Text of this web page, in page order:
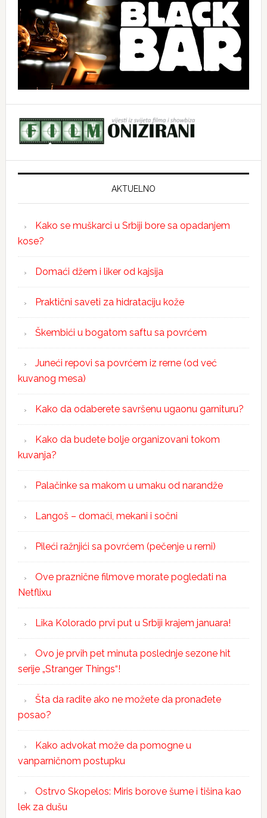
AKTUELNO
Kako se muškarci u Srbiji bore sa opadanjem
kose?
Domaći džem i liker od kajsija
Praktični saveti za hidrataciju kože
Škembići u bogatom saftu sa povrćem
Juneći repovi sa povrćem iz rerne (od već
kuvanog mesa)
Kako da odaberete savršenu ugaonu garnituru?
Kako da budete bolje organizovani tokom
kuvanja?
Palačinke sa makom u umaku od narandže
Langoš – domaći, mekani i sočni
Pileći ražnjići sa povrćem (pečenje u rerni)
Ove praznične filmove morate pogledati na
Netflixu
Lika Kolorado prvi put u Srbiji krajem januara!
Ovo je prvih pet minuta poslednje sezone hit
serije „Stranger Things“!
Šta da radite ako ne možete da pronađete
posao?
Kako advokat može da pomogne u
vanparničnom postupku
Ostrvo Skopelos: Miris borove šume i tišina kao
lek za dušu